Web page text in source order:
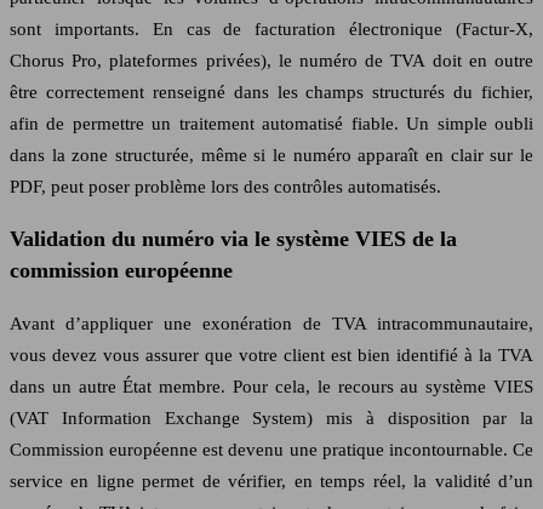
sont importants. En cas de facturation électronique (Factur‑X,
Chorus Pro, plateformes privées), le numéro de TVA doit en outre
être correctement renseigné dans les champs structurés du fichier,
afin de permettre un traitement automatisé fiable. Un simple oubli
dans la zone structurée, même si le numéro apparaît en clair sur le
PDF, peut poser problème lors des contrôles automatisés.
Validation du numéro via le système VIES de la
commission européenne
Avant d’appliquer une exonération de TVA intracommunautaire,
vous devez vous assurer que votre client est bien identifié à la TVA
dans un autre État membre. Pour cela, le recours au système VIES
(VAT Information Exchange System) mis à disposition par la
Commission européenne est devenu une pratique incontournable. Ce
service en ligne permet de vérifier, en temps réel, la validité d’un